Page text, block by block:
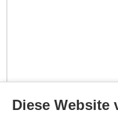
Diese Website